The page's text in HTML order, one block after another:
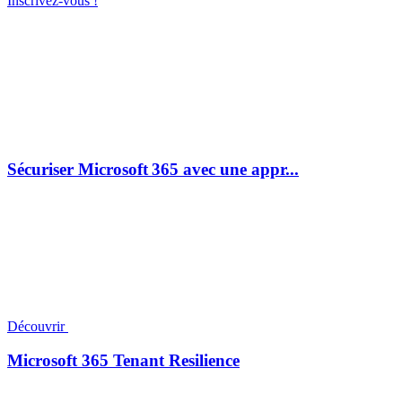
Sécuriser Microsoft 365 avec une appr...
Découvrir
Microsoft 365 Tenant Resilience